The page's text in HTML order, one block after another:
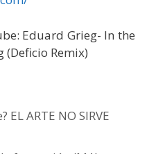
Eduard Grieg- In the
Remix)
ARTE NO SIRVE